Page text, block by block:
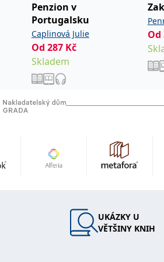
Penzion v
Portugalsku
Caplinová Julie
Od 287 Kč
Skladem
Od
UKÁZKY U
VĚTŠINY KNIH